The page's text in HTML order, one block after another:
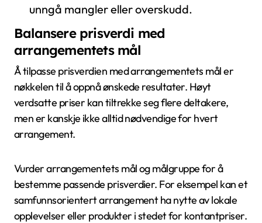
unngå mangler eller overskudd.
Balansere prisverdi med
arrangementets mål
Å tilpasse prisverdien med arrangementets mål er
nøkkelen til å oppnå ønskede resultater. Høyt
verdsatte priser kan tiltrekke seg flere deltakere,
men er kanskje ikke alltid nødvendige for hvert
arrangement.
Vurder arrangementets mål og målgruppe for å
bestemme passende prisverdier. For eksempel kan et
samfunnsorientert arrangement ha nytte av lokale
opplevelser eller produkter i stedet for kontantpriser.